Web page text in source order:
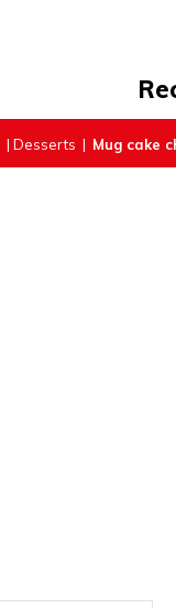
| Desserts | Mug cake